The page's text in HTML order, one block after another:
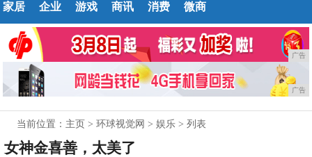
家居 企业 游戏 商讯 消费 微商
广告
广告
当前位置： 主页 >环球视觉网 >娱乐 > 列表
女神金喜善，太美了